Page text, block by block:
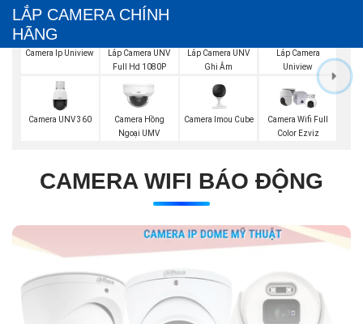
LẮP CAMERA CHÍNH
HÃNG
Camera Ip Uniview
Lắp Camera UNV
Full Hd 1080P
Lắp Camera UNV
Ghi Âm
Lắp Camera
Uniview
Camera UNV 360
Camera Hồng
Ngoại UMV
Camera Imou Cube
Camera Wifi Full
Color Ezviz
CAMERA WIFI BÁO ĐỘNG